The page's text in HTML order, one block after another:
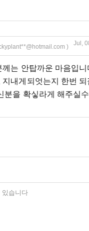
) Jul,
는 안탑까운 마음입
지내게되엇는지 한번
분을 확싷라게 해주실
있습니다